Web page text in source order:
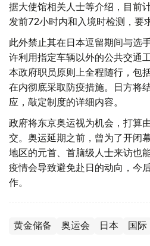
据大使馆相关人士等介绍，目前
发前72小时内和入境时检测，要
此外禁止其在日本逗留期间与选
许利用指定车辆以外的公共交通
本政府职员原则上全程随行，包
在内彻底采取防疫措施。日方将
应，敲定制度的详细内容。
政府将东京奥运视为机会，打算
交。奥运延期之前，曾为了开闭
地区的元首、首脑级人士来访也
疫情会导致避免赴日的动向，今
作。
黄金储备 奥运会 日本 国际